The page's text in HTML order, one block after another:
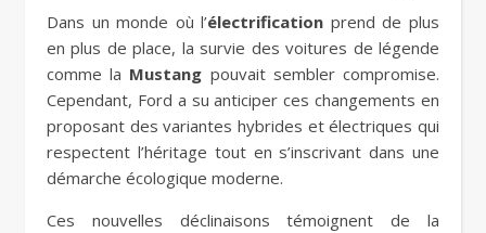
Dans un monde où l’électrification prend de plus
en plus de place, la survie des voitures de légende
comme la Mustang pouvait sembler compromise.
Cependant, Ford a su anticiper ces changements en
proposant des variantes hybrides et électriques qui
respectent l’héritage tout en s’inscrivant dans une
démarche écologique moderne.
Ces nouvelles déclinaisons témoignent de la